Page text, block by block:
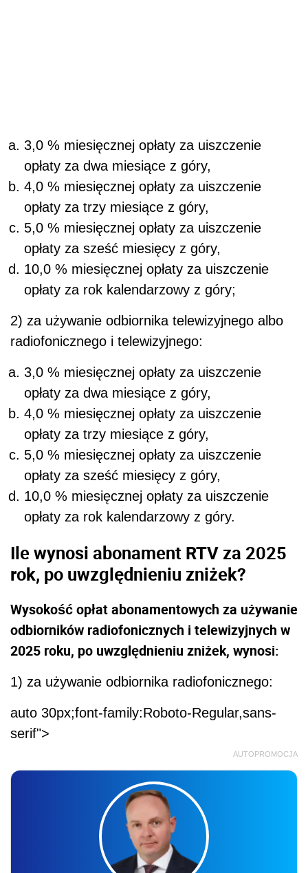
3,0 % miesięcznej opłaty za uiszczenie
opłaty za dwa miesiące z góry,
4,0 % miesięcznej opłaty za uiszczenie
opłaty za trzy miesiące z góry,
5,0 % miesięcznej opłaty za uiszczenie
opłaty za sześć miesięcy z góry,
10,0 % miesięcznej opłaty za uiszczenie
opłaty za rok kalendarzowy z góry;
2) za używanie odbiornika telewizyjnego albo
radiofonicznego i telewizyjnego:
3,0 % miesięcznej opłaty za uiszczenie
opłaty za dwa miesiące z góry,
4,0 % miesięcznej opłaty za uiszczenie
opłaty za trzy miesiące z góry,
5,0 % miesięcznej opłaty za uiszczenie
opłaty za sześć miesięcy z góry,
10,0 % miesięcznej opłaty za uiszczenie
opłaty za rok kalendarzowy z góry.
Ile wynosi abonament RTV za 2025
rok, po uwzględnieniu zniżek?
Wysokość opłat abonamentowych za używanie
odbiorników radiofonicznych i telewizyjnych w
2025 roku, po uwzględnieniu zniżek, wynosi:
1) za używanie odbiornika radiofonicznego:
auto 30px;font-family:Roboto-Regular,sans-
serif">
AUTOPROMOCJA